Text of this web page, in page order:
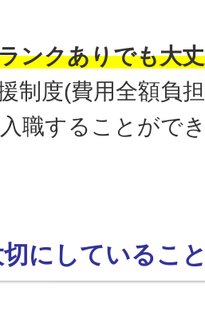
ンクありでも大
制度(費用全額負
職することがで
にしているこ